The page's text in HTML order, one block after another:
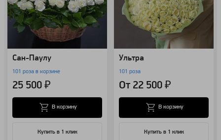
Сан-Паулу
101 роза в корзине
25 500 ₽
Купить в 1 клик
В корзину
Ультра
101 роза
От 22 500 ₽
Купить в 1 клик
В корзину